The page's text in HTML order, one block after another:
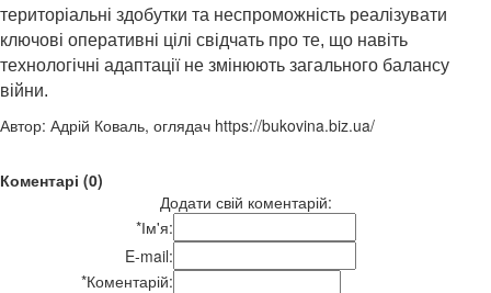
територіальні здобутки та неспроможність реалізувати
ключові оперативні цілі свідчать про те, що навіть
технологічні адаптації не змінюють загального балансу
війни.
Автор: Адрій Коваль, оглядач https://bukovina.biz.ua/
Коментарі (0)
Додати свій коментарій:
*Ім'я:
E-mail:
*Коментарій: